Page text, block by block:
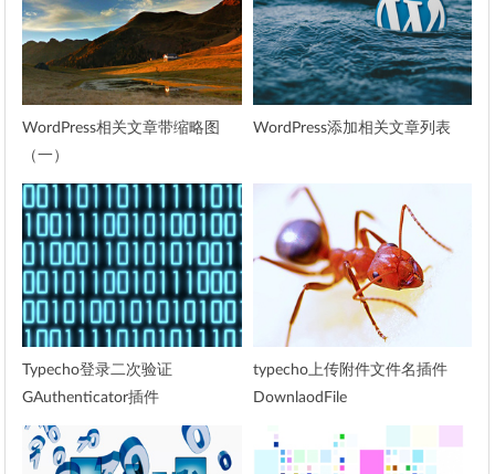
WordPress相关文章带缩略图
（一）
WordPress添加相关文章列表
Typecho登录二次验证
GAuthenticator插件
typecho上传附件文件名插件
DownlaodFile